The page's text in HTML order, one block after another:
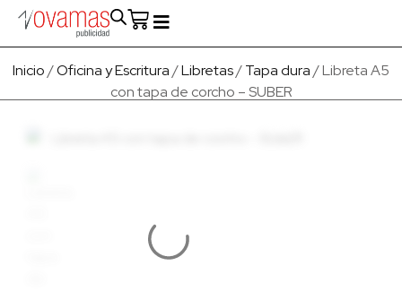
Inicio/Oficina y Escritura/Libretas/Tapa dura/ Libreta A5
con tapa de corcho – SUBER